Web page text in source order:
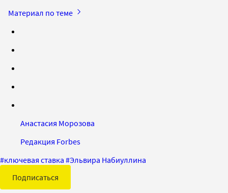
Материал по теме
Анастасия Морозова
Редакция Forbes
#ключевая ставка #Эльвира Набиуллина
Подписаться